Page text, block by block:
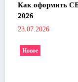
Как оформить
2026
23.07.2026
Новое